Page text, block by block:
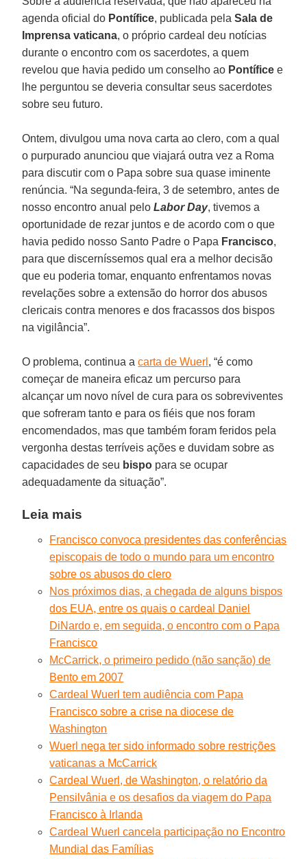
agenda oficial do Pontífice, publicada pelaSala de
Imprensa vaticana, o próprio cardeal deu notícias
durante o encontro com os sacerdotes, a quem
revelou que havia pedido um conselho ao Pontífice e
lhe perguntou se deveria consultar seus sacerdotes
sobre seu futuro.
Ontem, divulgou uma nova carta ao clero, com a qual
o purpurado anunciou que viajará outra vez a Roma
para discutir com o Papa sobre sua quase iminente
renúncia. “Na segunda-feira, 3 de setembro, antes de
nosso encontro anual peloLabor Day, tivemos a
oportunidade de rezar juntos e de acordo com o que
havia pedido nosso Santo Padre o Papa Francisco,
para que discerníssemos qual era a melhor decisão
que eu poderia tomar, enquanto enfrentamos novas
revelações sobre a extensão do horror dos abusos
clericais contra menores e dos fracassos dos bispos
na vigilância”.
O problema, continua acarta de Wuerl , “é como
começar de maneira eficaz um percurso para
alcançar um novo nível de cura para os sobreviventes
que sofreram tanto e para os fiéis que nos foram
encomendados, mas que também foram feridos pela
vergonha destas terríveis ações e duvidam sobre as
capacidades de seu bispo para se ocupar
adequadamente da situação”.
Leia mais
Francisco convoca presidentes das conferências
episcopais de todo o mundo para um encontro
sobre os abusos do clero
Nos próximos dias, a chegada de alguns bispos
dos EUA, entre os quais o cardeal Daniel
DiNardo e, em seguida, o encontro com o Papa
Francisco
McCarrick, o primeiro pedido (não sanção) de
Bento em 2007
Cardeal Wuerl tem audiência com Papa
Francisco sobre a crise na diocese de
Washington
Wuerl nega ter sido informado sobre restrições
vaticanas a McCarrick
Cardeal Wuerl, de Washington, o relatório da
Pensilvânia e os desafios da viagem do Papa
Francisco à Irlanda
Cardeal Wuerl cancela participação no Encontro
Mundial das Famílias